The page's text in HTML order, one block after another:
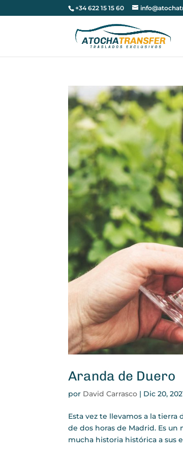
+34 622 15 15 60
Aranda de Duero
por David Carrasco | Dic 20,
Esta vez te llevamos a la tierra
de dos horas de Madrid. Es
mucha historia histórica a sus